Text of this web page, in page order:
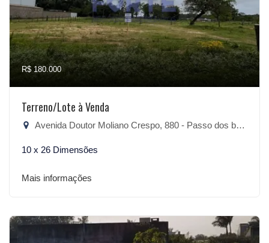
R$ 180.000
Terreno/Lote à Venda
Avenida Doutor Moliano Crespo, 880 - Passo dos baios, São Lourenço do Sul-RS
10 x 26 Dimensões
Mais informações